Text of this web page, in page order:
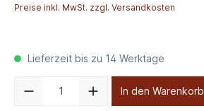
Preise inkl. MwSt. zzgl. Versandkosten
Lieferzeit bis zu 14 Werktage
In den Warenkorb